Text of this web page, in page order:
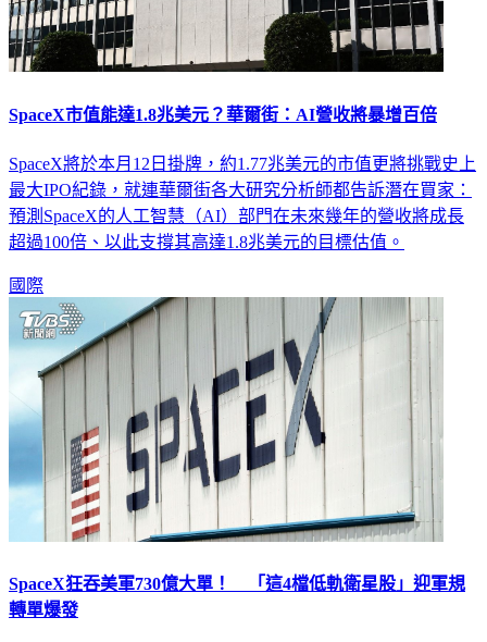
SpaceX市值能達1.8兆美元？華爾街：AI營收將暴增百倍
SpaceX將於本月12日掛牌，約1.77兆美元的市值更將挑戰史上
最大IPO紀錄，就連華爾街各大研究分析師都告訴潛在買家：
預測SpaceX的人工智慧（AI）部門在未來幾年的營收將成長
超過100倍、以此支撐其高達1.8兆美元的目標估值。
國際
SpaceX狂吞美軍730億大單！ 「這4檔低軌衛星股」迎軍規
轉單爆發